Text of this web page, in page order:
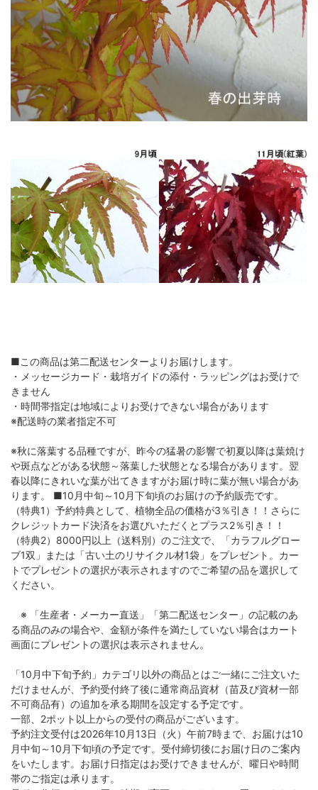
■この商品は第二配送センターよりお届けします。
・メッセージカード・栽培ガイドの添付・ラッピングはお受けで
きません
・時間帯指定は地域によりお受けできない場合があります
※配送時の業者指定不可
※秋に落葉する品種ですが、昨今の猛暑の影響で初夏以降は葉焼け
や斑点などがある状態～落葉した状態となる場合があります。翌
春以降にきれいな葉が出てきますがお届け時に葉が無い場合があ
ります。 ■10月中旬～10月下旬頃のお届けの予約販売です。
（特典1）予約特典として、植物全品の価格が3％引き！！さらに
クレジットカード決済をお選びいただくとプラス2％引き！！
（特典2）8000円以上（送料別）のご注文で、「カラフルグロー
ブ1双」または「古い土のリサイクル材1袋」をプレゼント。カー
トでプレゼントの選択が表示されますのでご希望の品を選択して
ください。
※ 「生産者・メーカー直送」「第二配送センター」の記載のあ
る商品のみの場合や、金額が条件を満たしていない場合はカート
画面にプレゼントの選択は表示されません。
「10月中下旬予約」カテゴリ以外の商品とはご一緒にご注文いた
だけませんが、予約受付終了後に通常商品資材（苗及び資材一部
不可商品有）の追加を承る期間を設定する予定です。
一部、2ポット以上からの受付の商品がございます。
予約注文受付は2026年10月13日（火）午前7時まで、お届けは10
月中旬～10月下旬頃の予定です。受付締切後にお届け日のご案内
をいたします。お届け日指定はお受けできませんが、曜日や時間
帯のご指定は承ります。